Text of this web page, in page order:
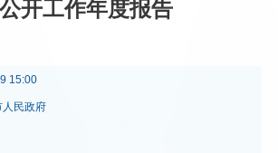
开工作年度报告
15:00
民政府